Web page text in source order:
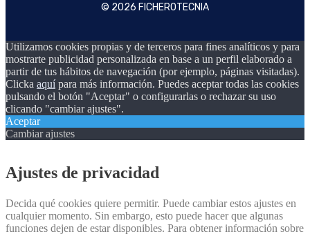
© 2026 FICHEROTECNIA
Utilizamos cookies propias y de terceros para fines analíticos y para
mostrarte publicidad personalizada en base a un perfil elaborado a
partir de tus hábitos de navegación (por ejemplo, páginas visitadas).
Clicka aquípara más información. Puedes aceptar todas las cookies
pulsando el botón "Aceptar" o configurarlas o rechazar su uso
clicando "cambiar ajustes".
Aceptar
Cambiar ajustes
Ajustes de privacidad
Decida qué cookies quiere permitir. Puede cambiar estos ajustes en
cualquier momento. Sin embargo, esto puede hacer que algunas
funciones dejen de estar disponibles. Para obtener información sobre